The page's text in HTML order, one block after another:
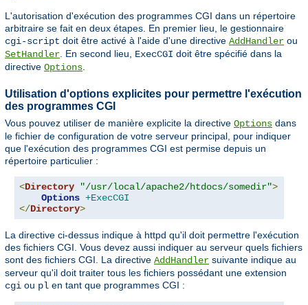
L'autorisation d'exécution des programmes CGI dans un répertoire
arbitraire se fait en deux étapes. En premier lieu, le gestionnaire
cgi-script doit être activé à l'aide d'une directive AddHandler ou
SetHandler . En second lieu, ExecCGI doit être spécifié dans la
directive Options
Utilisation d'options explicites pour permettre l'exécution
des programmes CGI
Vous pouvez utiliser de manière explicite la directive Options dans
le fichier de configuration de votre serveur principal, pour indiquer
que l'exécution des programmes CGI est permise depuis un
répertoire particulier :
<Directory "/usr/local/apache2/htdocs/somedir">
Options +ExecCGI
</Directory>
La directive ci-dessus indique à httpd qu'il doit permettre l'exécution
des fichiers CGI. Vous devez aussi indiquer au serveur quels fichiers
sont des fichiers CGI. La directive AddHandler suivante indique au
serveur qu'il doit traiter tous les fichiers possédant une extension
cgi ou pl en tant que programmes CGI :